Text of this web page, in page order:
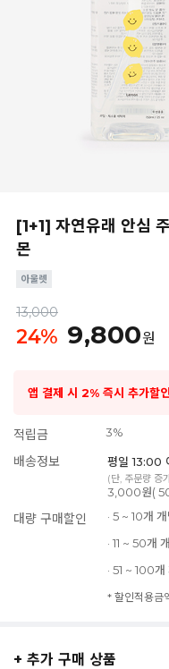
[1+1] 자연유래 안심
몬
13,000
24% 9,800원
앱 결제 시 2% 즉시 추가할인
적립금 3%
배송정보 평일 13:00
(단, 주문량 증
3,000원(
대량 구매할인 · 5 ~ 10개
· 11 ~ 50개
· 51 ~ 100
* 할인적용금
+ 추가 구매 상품